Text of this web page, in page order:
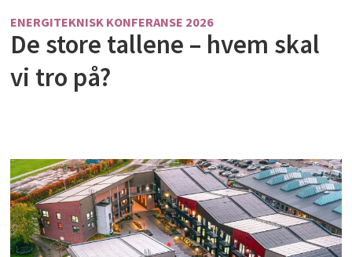
ENERGITEKNISK KONFERANSE 2026
De store tallene – hvem skal
vi tro på?